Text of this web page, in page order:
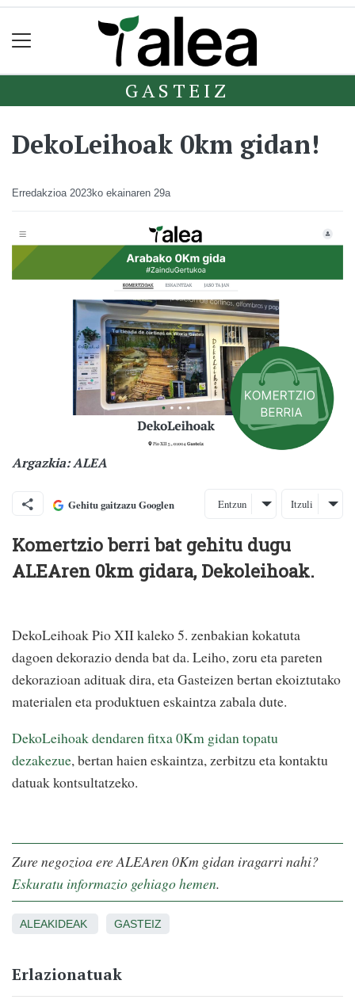
GASTEIZ
DekoLeihoak 0km gidan!
Erredakzioa 2023ko ekainaren 29a
Argazkia: ALEA
Gehitu gaitzazu Googlen Entzun Itzuli
Komertzio berri bat gehitu dugu
ALEAren 0km gidara, Dekoleihoak.
DekoLeihoak Pio XII kaleko 5. zenbakian kokatuta
dagoen dekorazio denda bat da. Leiho, zoru eta pareten
dekorazioan adituak dira, eta Gasteizen bertan ekoiztutako
materialen eta produktuen eskaintza zabala dute.
DekoLeihoak dendaren fitxa 0Km gidan topatu
dezakezue, bertan haien eskaintza, zerbitzu eta kontaktu
datuak kontsultatzeko.
Zure negozioa ere ALEAren 0Km gidan iragarri nahi?
Eskuratu informazio gehiago hemen.
ALEAKIDEAK GASTEIZ
Erlazionatuak